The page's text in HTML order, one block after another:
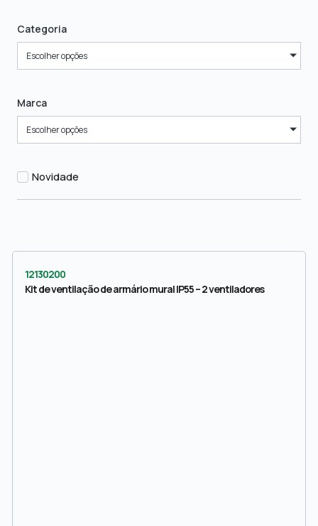
Categoria
Escolher opções
Marca
Escolher opções
Novidade
12130200
Kit de ventilação de armário mural IP55 – 2 ventiladores